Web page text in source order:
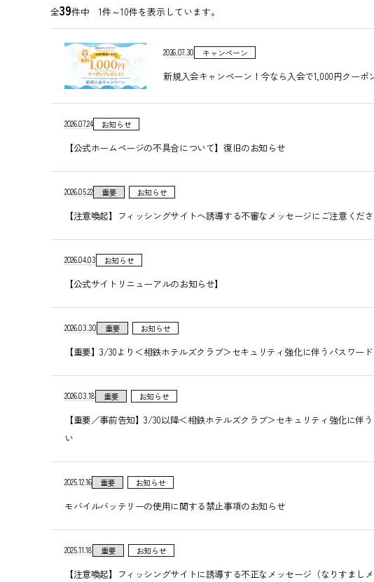
全39件中 1件～10件を表示しています。
2026.07.30 キャンペーン
新規入会キャンペーン！今なら入会で1,000円クーポ
2026.07.24 お知らせ
【公式ホームページの不具合について】復旧のお知らせ
2026.05.22 重要 お知らせ
【注意喚起】フィッシングサイトへ誘導する不審なメッセージにご注意くだ
2026.04.03 お知らせ
【公式サイトリニューアルのお知らせ】
2026.03.30 重要 お知らせ
【重要】3/30より＜相鉄ホテルズクラブ＞セキュリティ強化に伴うパスワー
2026.03.18 重要 お知らせ
【重要／事前告知】3/30以降＜相鉄ホテルズクラブ＞セキュリティ強化に伴
い
2025.12.16 重要 お知らせ
モバイルバッテリーの使用に関する禁止事項のお知らせ
2025.11.18 重要 お知らせ
【注意喚起】フィッシングサイトに誘導する不正なメッセージ（なりすまし